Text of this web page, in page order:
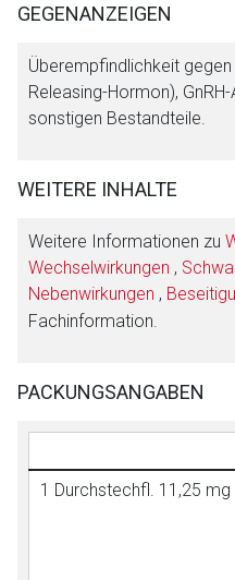
GEGENANZEIGEN
Überempfindlichkeit
Releasing-Hormon),
sonstigen Bestandteile.
WEITERE INHALTE
Weitere Informationen zu
Wechselwirkungen ,
Nebenwirkungen ,
Fachinformation.
PACKUNGSANGABEN
1 Durchstechfl. 11,25